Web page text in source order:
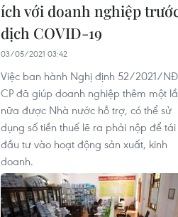
ích với doanh nghiệp
dịch COVID-19
03/05/2021 03:42
Việc ban hành Nghị định 52/2021/
CP đã giúp doanh nghiệp thêm một
nữa được Nhà nước hỗ trợ, có thể sử
dụng số tiền thuế lẽ ra phải nộp để tái
đầu tư vào hoạt động sản xuất, kinh
doanh.